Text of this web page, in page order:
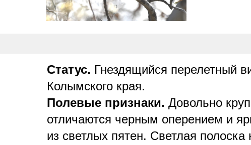
Статус. Гнездящийся перелетный
Колымского края.
Полевые признаки. Довольно
отличаются черным оперением и
из светлых пятен. Светлая